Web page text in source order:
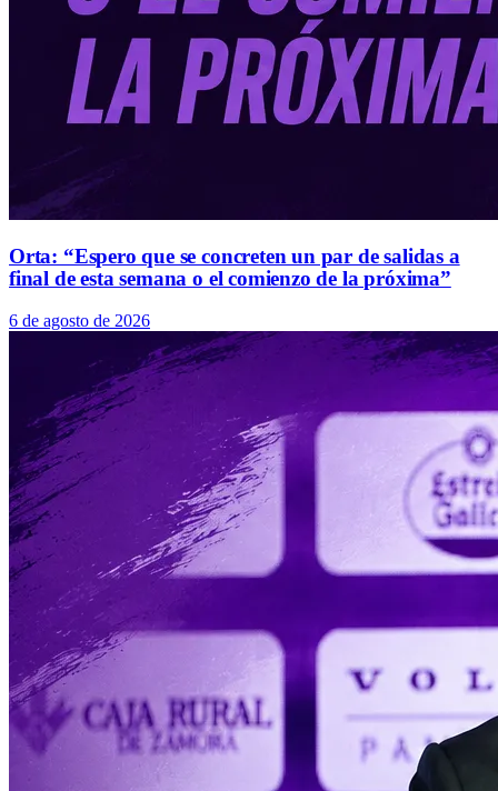
Orta: “Espero que se concreten un par de salidas a
final de esta semana o el comienzo de la próxima”
6 de agosto de 2026